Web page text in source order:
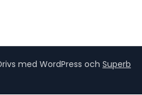
med WordPress och Superb